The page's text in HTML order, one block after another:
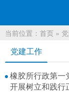
当前位置： 首页 »
党建工作
橡胶所行政第一
开展树立和践行